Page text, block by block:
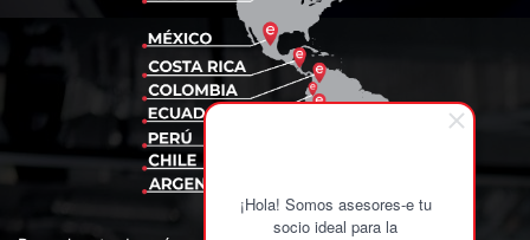
¡Hola! Somos asesores-e tu
socio ideal para la